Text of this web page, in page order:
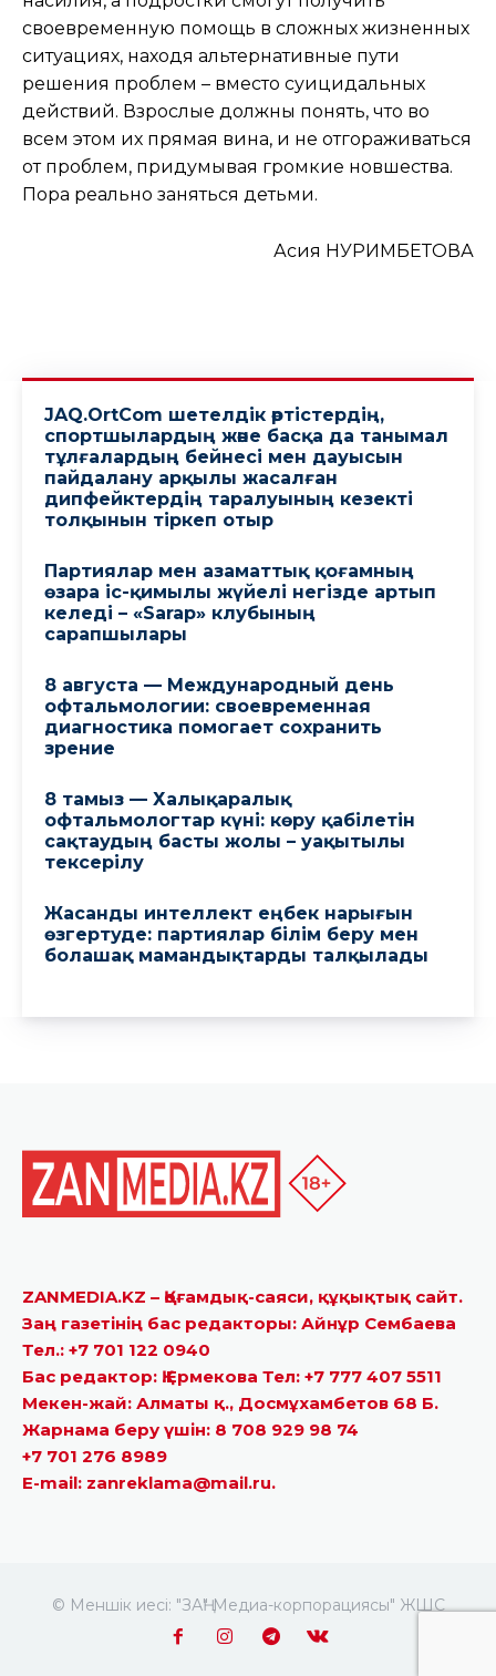
ZANMEDIA.KZ – Қоғамдық-саяси, құқықтық сайт.
Заң газетінің бас редакторы: Айнұр Сембаева
Тел.: +7 701 122 0940
Бас редактор: Қ.Ермекова Тел: +7 777 407 5511
Мекен-жай: Алматы қ., Досмұхамбетов 68 Б.
Жарнама беру үшін: 8 708 929 98 74
+7 701 276 8989
E-mail: zanreklama@mail.ru.
© Меншік иесі: "ЗАҢ" Медиа-корпорациясы" ЖШС